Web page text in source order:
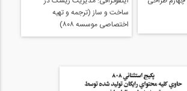
اینفوگرافی: مدیریت ریسک در
ساخت و ساز (ترجمه و تهیه